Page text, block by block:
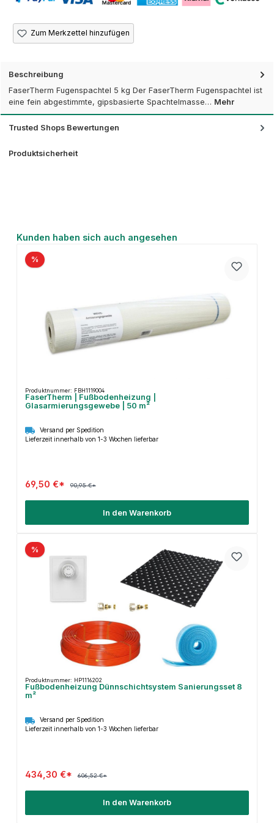
Zum Merkzettel hinzufügen
Beschreibung
FaserTherm Fugenspachtel 5 kg Der FaserTherm Fugenspachtel ist
eine fein abgestimmte, gipsbasierte Spachtelmasse… Mehr
Trusted Shops Bewertungen
Produktsicherheit
Produktgalerie überspringen
Kunden haben sich auch angesehen
%
Produktnummer: FBH1119004
FaserTherm | Fußbodenheizung |
Glasarmierungsgewebe | 50 m²
Versand per Spedition
Lieferzeit innerhalb von 1-3 Wochen lieferbar
69,50 €* 90,95 €*
In den Warenkorb
%
Produktnummer: HP1116202
Fußbodenheizung Dünnschichtsystem Sanierungsset 8
m²
Versand per Spedition
Lieferzeit innerhalb von 1-3 Wochen lieferbar
434,30 €* 606,52 €*
In den Warenkorb